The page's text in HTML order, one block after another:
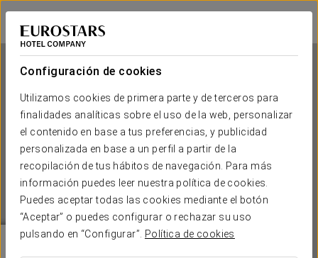
Configuración de cookies
Utilizamos cookies de primera parte y de terceros para
finalidades analíticas sobre el uso de la web, personalizar
el contenido en base a tus preferencias, y publicidad
personalizada en base a un perfil a partir de la
recopilación de tus hábitos de navegación. Para más
información puedes leer nuestra política de cookies.
Puedes aceptar todas las cookies mediante el botón
“Aceptar” o puedes configurar o rechazar su uso
pulsando en “Configurar”.
Política de cookies
Eurostars Sofia City
SOFÍA
Eurostars Sofia City
SOFÍA